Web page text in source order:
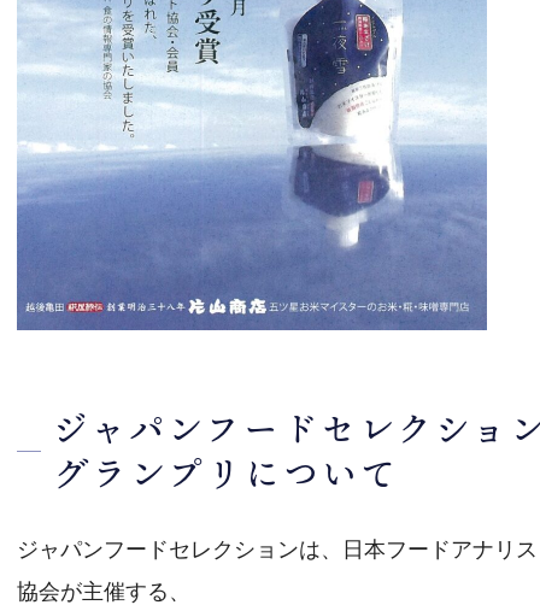
ジャパンフードセレクショ
グランプリについて
ジャパンフードセレクションは、日本フードアナリ
協会が主催する、